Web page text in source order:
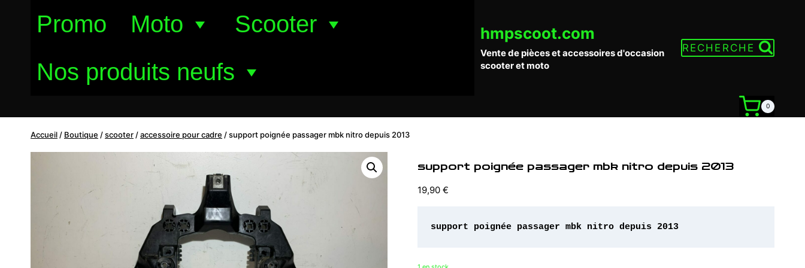
Promo Moto
Scooter
Nos produits neufs
hmpscoot.com
Vente de pièces et accessoires d'occasion
scooter et moto
RECHERCHE
0
Accueil / Boutique /scooter /accessoire pour cadre /support poignée passager mbk nitro depuis 2013
support poignée passager mbk nitro depuis 2013
19,90 €